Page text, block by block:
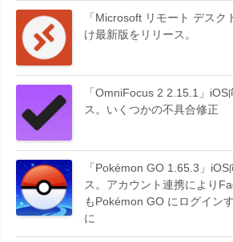
「Microsoft リモート デスク
け最新版をリリース。
「OmniFocus 2 2.15.1」
ス。いくつかの不具合修正
「Pokémon GO 1.65.3」
ス。アカウント連携により
もPokémon GO にログイン
に